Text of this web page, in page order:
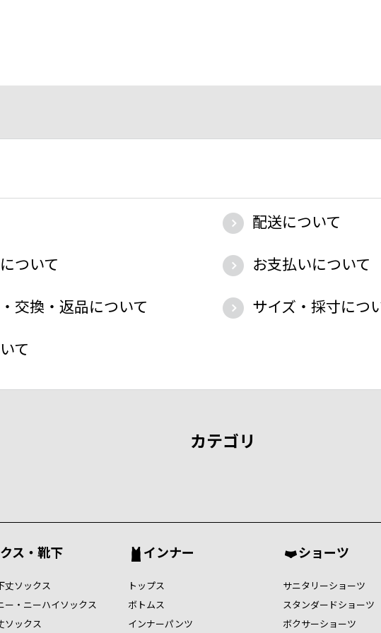
配送について
ついて
お支払いについて
交換・返品について
サイズ・採寸につ
て
カテゴリ
ス・靴下
丈ソックス
ー・ニーハイソックス
ソックス
インナー
トップス
ボトムス
インナーパンツ
ショーツ
サニタリーショーツ
スタンダードショーツ
ボクサーショーツ